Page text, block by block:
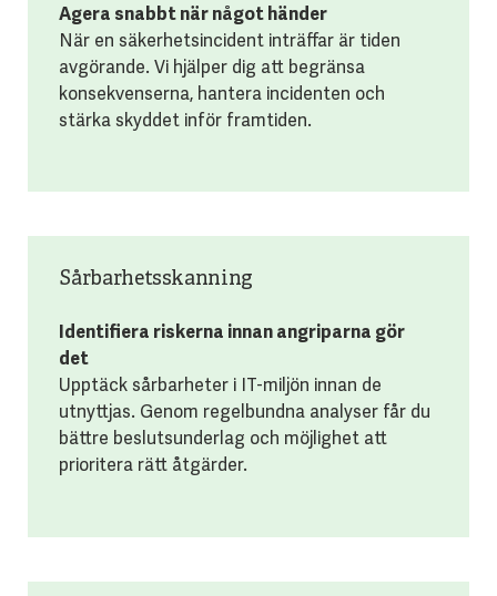
Agera snabbt när något händer
När en säkerhetsincident inträffar är tiden
avgörande. Vi hjälper dig att begränsa
konsekvenserna, hantera incidenten och
stärka skyddet inför framtiden.
Sårbarhetsskanning
Identifiera riskerna innan angriparna gör
det
Upptäck sårbarheter i IT-miljön innan de
utnyttjas. Genom regelbundna analyser får du
bättre beslutsunderlag och möjlighet att
prioritera rätt åtgärder.